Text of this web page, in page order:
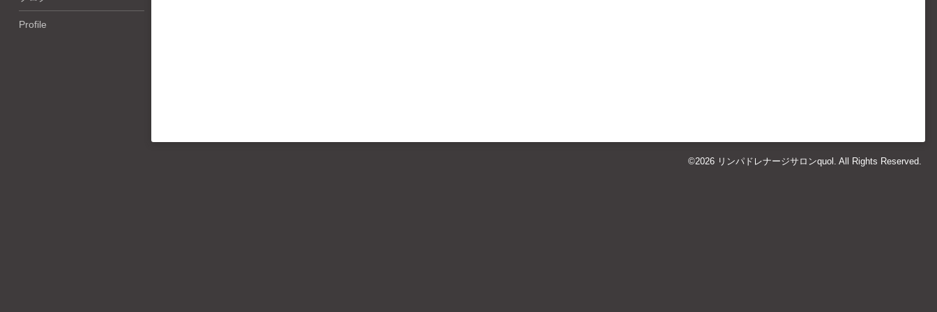
©2026 リンパドレナージサロンquol . All Rights Reserved.
Profile